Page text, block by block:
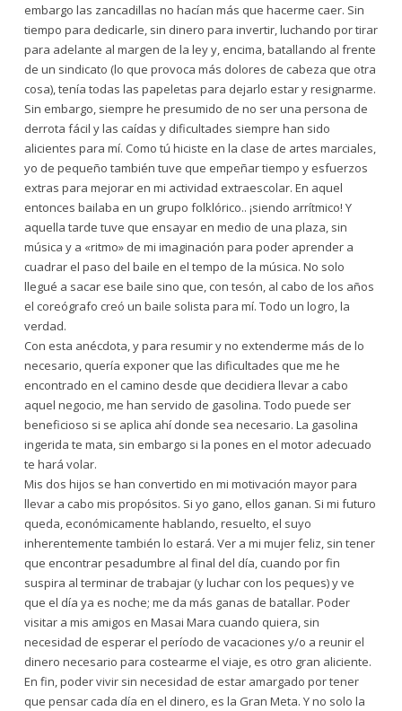
embargo las zancadillas no hacían más que hacerme caer. Sin
tiempo para dedicarle, sin dinero para invertir, luchando por tirar
para adelante al margen de la ley y, encima, batallando al frente
de un sindicato (lo que provoca más dolores de cabeza que otra
cosa), tenía todas las papeletas para dejarlo estar y resignarme.
Sin embargo, siempre he presumido de no ser una persona de
derrota fácil y las caídas y dificultades siempre han sido
alicientes para mí. Como tú hiciste en la clase de artes marciales,
yo de pequeño también tuve que empeñar tiempo y esfuerzos
extras para mejorar en mi actividad extraescolar. En aquel
entonces bailaba en un grupo folklórico.. ¡siendo arrítmico! Y
aquella tarde tuve que ensayar en medio de una plaza, sin
música y a «ritmo» de mi imaginación para poder aprender a
cuadrar el paso del baile en el tempo de la música. No solo
llegué a sacar ese baile sino que, con tesón, al cabo de los años
el coreógrafo creó un baile solista para mí. Todo un logro, la
verdad.
Con esta anécdota, y para resumir y no extenderme más de lo
necesario, quería exponer que las dificultades que me he
encontrado en el camino desde que decidiera llevar a cabo
aquel negocio, me han servido de gasolina. Todo puede ser
beneficioso si se aplica ahí donde sea necesario. La gasolina
ingerida te mata, sin embargo si la pones en el motor adecuado
te hará volar.
Mis dos hijos se han convertido en mi motivación mayor para
llevar a cabo mis propósitos. Si yo gano, ellos ganan. Si mi futuro
queda, económicamente hablando, resuelto, el suyo
inherentemente también lo estará. Ver a mi mujer feliz, sin tener
que encontrar pesadumbre al final del día, cuando por fin
suspira al terminar de trabajar (y luchar con los peques) y ve
que el día ya es noche; me da más ganas de batallar. Poder
visitar a mis amigos en Masai Mara cuando quiera, sin
necesidad de esperar el período de vacaciones y/o a reunir el
dinero necesario para costearme el viaje, es otro gran aliciente.
En fin, poder vivir sin necesidad de estar amargado por tener
que pensar cada día en el dinero, es la Gran Meta. Y no solo la